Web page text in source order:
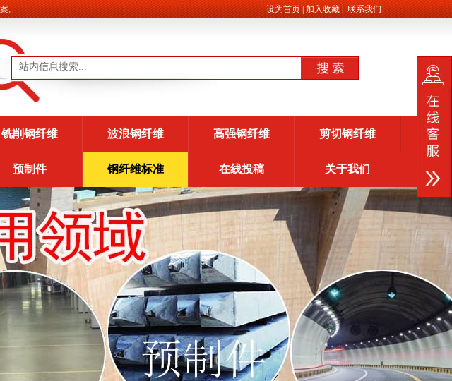
设为首页|加入收藏|联系我们
铣削钢纤维 波浪钢纤维 高强钢纤维 剪切钢纤维
预制件 钢纤维标准 在线投稿 关于我们